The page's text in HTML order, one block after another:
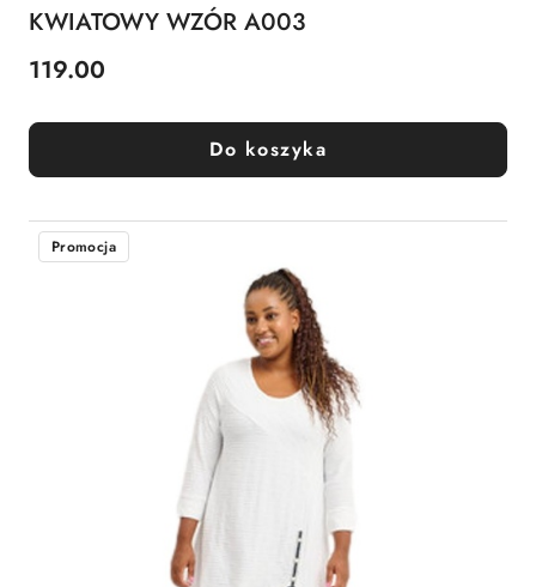
KWIATOWY WZÓR A003
Cena:
119.00
Do koszyka
Promocja